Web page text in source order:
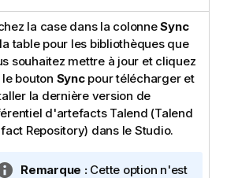
a
t
i
o
n
s
la case dans la colonneSync
table pour les bibliothèques que
souhaitez mettre à jour et cliquez
le bouton Syncpour télécharger et
la dernière version de
d'artefacts Talend (Talend
Repository) dans le Studio.
N
Remarque :Cette option n'est